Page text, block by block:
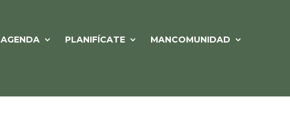
AGENDA PLANIFÍCATE
MANCOMUNIDAD